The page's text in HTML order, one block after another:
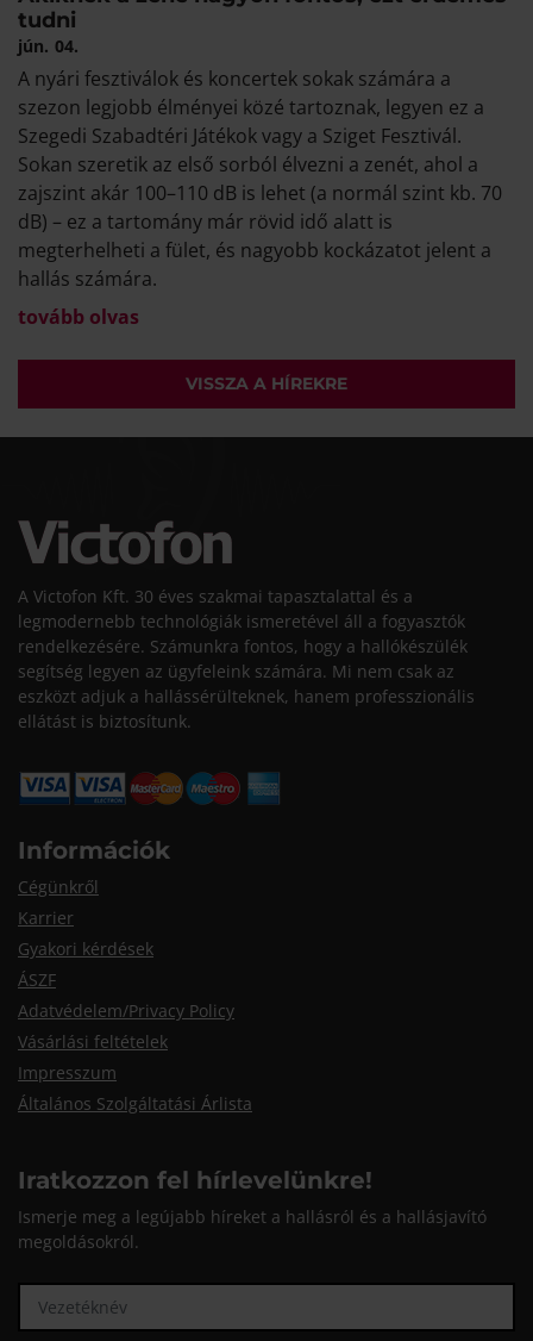
tudni
jún. 04.
A nyári fesztiválok és koncertek sokak számára a
szezon legjobb élményei közé tartoznak, legyen ez a
Szegedi Szabadtéri Játékok vagy a Sziget Fesztivál.
Sokan szeretik az első sorból élvezni a zenét, ahol a
zajszint akár 100–110 dB is lehet (a normál szint kb. 70
dB) – ez a tartomány már rövid idő alatt is
megterhelheti a fület, és nagyobb kockázatot jelent a
hallás számára.
tovább olvas
VISSZA A HÍREKRE
A Victofon Kft. 30 éves szakmai tapasztalattal és a
legmodernebb technológiák ismeretével áll a fogyasztók
rendelkezésére. Számunkra fontos, hogy a hallókészülék
segítség legyen az ügyfeleink számára. Mi nem csak az
eszközt adjuk a hallássérülteknek, hanem professzionális
ellátást is biztosítunk.
Információk
Cégünkről
Karrier
Gyakori kérdések
ÁSZF
Adatvédelem/Privacy Policy
Vásárlási feltételek
Impresszum
Általános Szolgáltatási Árlista
Iratkozzon fel hírlevelünkre!
Ismerje meg a legújabb híreket a hallásról és a hallásjavító
megoldásokról.